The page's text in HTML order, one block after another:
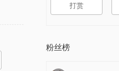
打赏
粉丝榜